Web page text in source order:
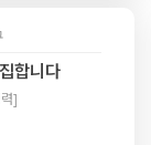
합니다